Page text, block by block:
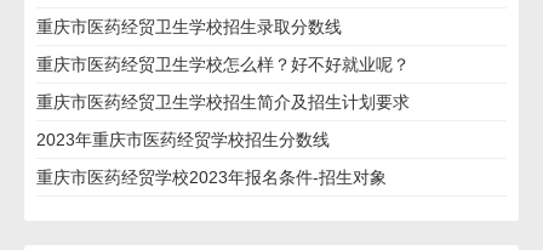
重庆市医药经贸卫生学校招生录取分数线
重庆市医药经贸卫生学校怎么样？好不好就业呢？
重庆市医药经贸卫生学校招生简介及招生计划要求
2023年重庆市医药经贸学校招生分数线
重庆市医药经贸学校2023年报名条件-招生对象